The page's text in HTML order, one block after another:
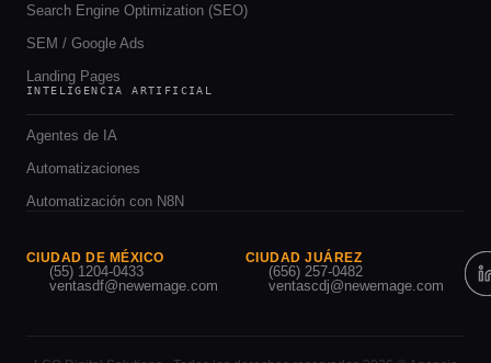
Search Engine Optimization (SEO)
SEM / Google Ads
Landing Pages
INTELIGENCIA ARTIFICIAL
Agentes de IA
Automatizaciones
Automatización con N8N
CIUDAD DE MÉXICO
(55) 1204-0433
ventasdf@newemage.com
CIUDAD JUÁREZ
(656) 257-0482
ventascdj@newemage.com